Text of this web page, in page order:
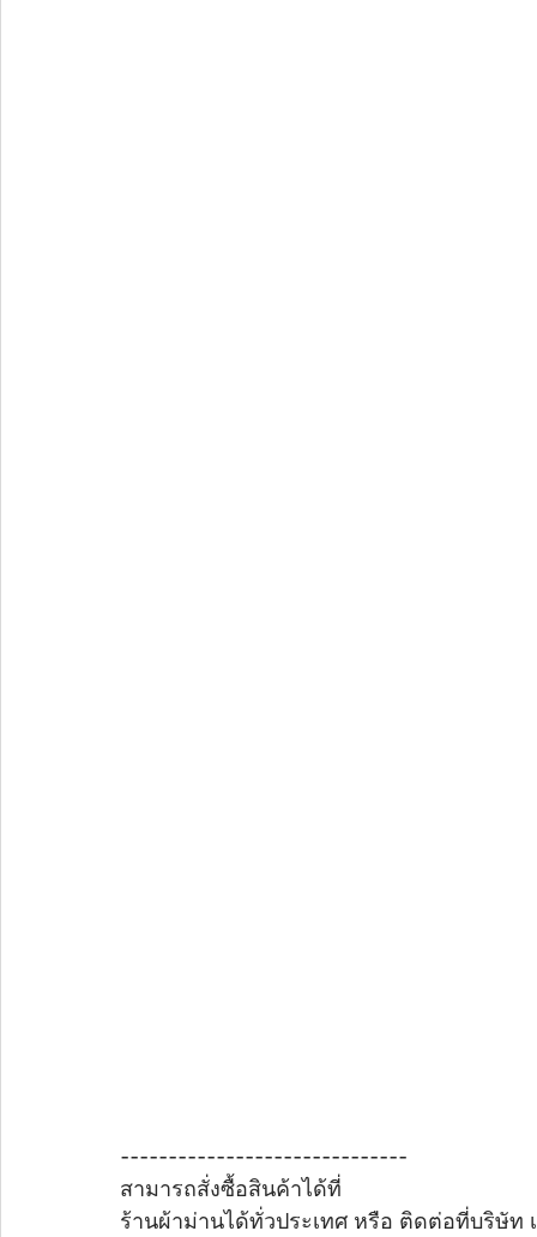
------------------------------
สามารถสั่งซื้อสินค้าได้ที่
ร้านผ้าม่านได้ทั่วประเทศ หรือ ติดต่อที่บริษัท